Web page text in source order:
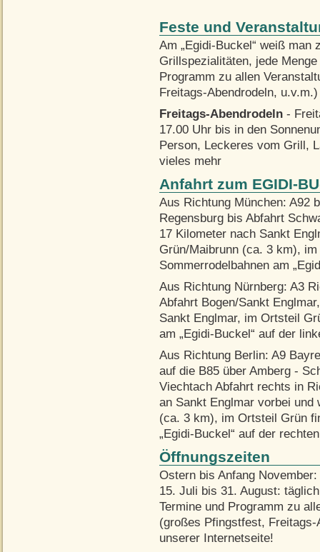
Feste und
Am „Egidi-Buckel“ weiß man
Grillspezialitäten, jede
Programm zu allen
Freitags-Abendrodeln,
Freitags-Abendrodeln -
17.00 Uhr bis in den
Person, Leckeres vom Grill,
vieles mehr
Anfahrt zum EGIDI-
Aus Richtung München: A92
Regensburg bis Abfahrt
17 Kilometer nach Sankt
Grün/Maibrunn (ca. 3 km),
Sommerrodelbahnen am
Aus Richtung Nürnberg: A3
Abfahrt Bogen/Sankt
Sankt Englmar, im Ortsteil
am „Egidi-Buckel“ auf der
Aus Richtung Berlin: A9
auf die B85 über Amberg -
Viechtach Abfahrt rechts in
an Sankt Englmar vorbei und
(ca. 3 km), im Ortsteil Grün
„Egidi-Buckel“ auf der
Öffnungszeiten
Ostern bis Anfang
15. Juli bis 31. August:
Termine und Programm zu
(großes Pfingstfest, Freitags-
unserer Internetseite!